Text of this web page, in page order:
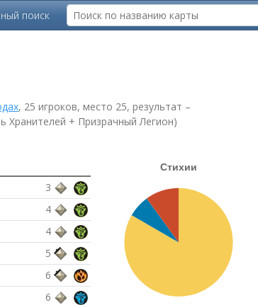
поиск
, 25 игроков, место 25, результат –
Хранителей + Призрачный Легион)
3
4
4
5
6
6